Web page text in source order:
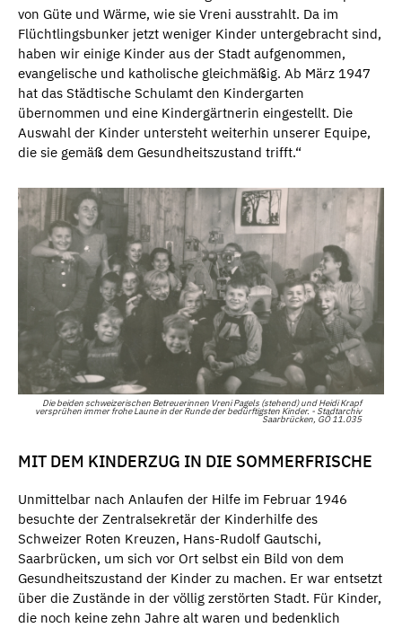
von Güte und Wärme, wie sie Vreni ausstrahlt. Da im
Flüchtlingsbunker jetzt weniger Kinder untergebracht sind,
haben wir einige Kinder aus der Stadt aufgenommen,
evangelische und katholische gleichmäßig. Ab März 1947
hat das Städtische Schulamt den Kindergarten
übernommen und eine Kindergärtnerin eingestellt. Die
Auswahl der Kinder untersteht weiterhin unserer Equipe,
die sie gemäß dem Gesundheitszustand trifft.“
Die beiden schweizerischen Betreuerinnen Vreni Pagels (stehend) und Heidi Krapf
versprühen immer frohe Laune in der Runde der bedürftigsten Kinder. - Stadtarchiv
Saarbrücken, GÖ 11.035
MIT DEM KINDERZUG IN DIE SOMMERFRISCHE
Unmittelbar nach Anlaufen der Hilfe im Februar 1946
besuchte der Zentralsekretär der Kinderhilfe des
Schweizer Roten Kreuzen, Hans-Rudolf Gautschi,
Saarbrücken, um sich vor Ort selbst ein Bild von dem
Gesundheitszustand der Kinder zu machen. Er war entsetzt
über die Zustände in der völlig zerstörten Stadt. Für Kinder,
die noch keine zehn Jahre alt waren und bedenklich